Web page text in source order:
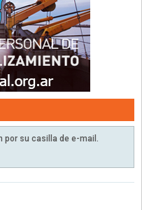
su casilla de e-mail.